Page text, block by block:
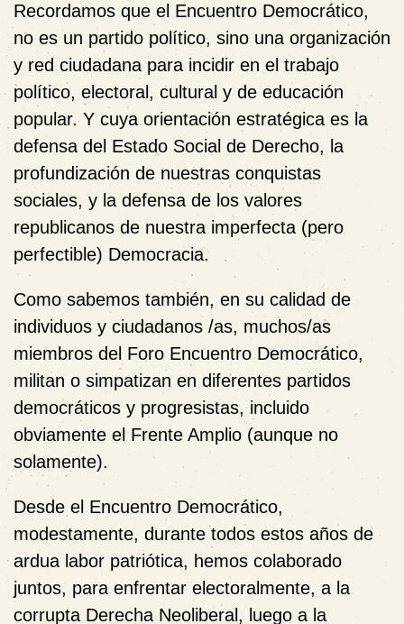
Recordamos que el Encuentro Democrático,
no es un partido político, sino una organización
y red ciudadana para incidir en el trabajo
político, electoral, cultural y de educación
popular. Y cuya orientación estratégica es la
defensa del Estado Social de Derecho, la
profundización de nuestras conquistas
sociales, y la defensa de los valores
republicanos de nuestra imperfecta (pero
perfectible) Democracia.
Como sabemos también, en su calidad de
individuos y ciudadanos /as, muchos/as
miembros del Foro Encuentro Democrático,
militan o simpatizan en diferentes partidos
democráticos y progresistas, incluido
obviamente el Frente Amplio (aunque no
solamente).
Desde el Encuentro Democrático,
modestamente, durante todos estos años de
ardua labor patriótica, hemos colaborado
juntos, para enfrentar electoralmente, a la
corrupta Derecha Neoliberal, luego a la